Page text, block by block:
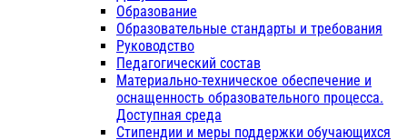
Образование
Образовательные стандарты и требования
Руководство
Педагогический состав
Материально-техническое обеспечение и
оснащенность образовательного процесса.
Доступная среда
Стипендии и меры поддержки обучающихся